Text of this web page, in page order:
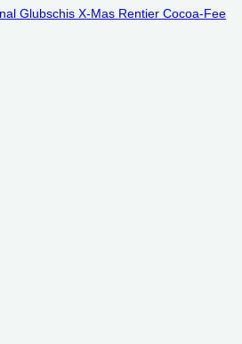
Glubschis X-Mas Rentier Cocoa-Fee